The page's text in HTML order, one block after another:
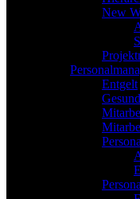
New
Entgelt